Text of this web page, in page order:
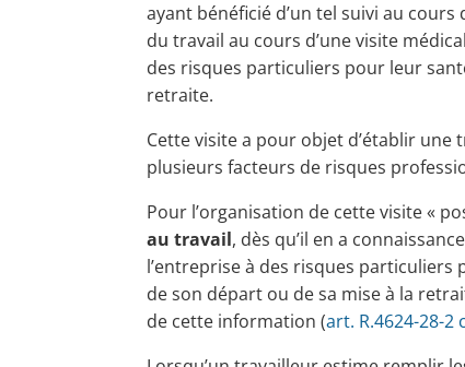
ayant bénéficié d’un tel suivi au
du travail au cours d’une visite
des risques particuliers pour leur
retraite.
Cette visite a pour objet d’établir
plusieurs facteurs de risques
Pour l’organisation de cette visite «
au travail, dès qu’il en a
l’entreprise à des risques
de son départ ou de sa mise à la
de cette information (art. R.4624-28-2